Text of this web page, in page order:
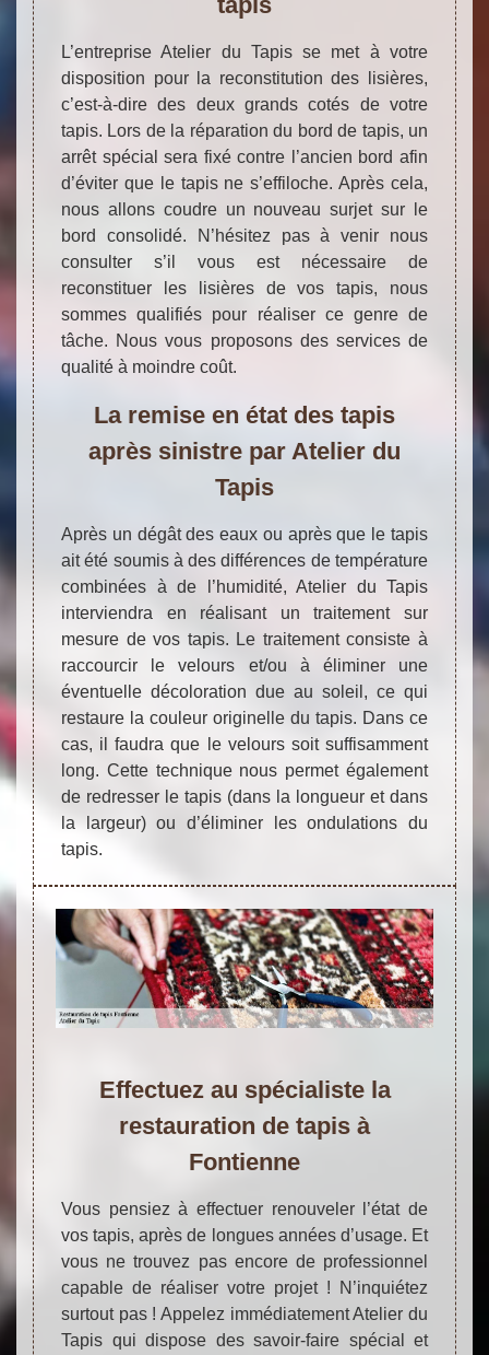
L’entreprise Atelier du Tapis se met à votre
disposition pour la reconstitution des lisières,
c’est-à-dire des deux grands cotés de votre
tapis. Lors de la réparation du bord de tapis, un
arrêt spécial sera fixé contre l’ancien bord afin
d’éviter que le tapis ne s’effiloche. Après cela,
nous allons coudre un nouveau surjet sur le
bord consolidé. N’hésitez pas à venir nous
consulter s’il vous est nécessaire de
reconstituer les lisières de vos tapis, nous
sommes qualifiés pour réaliser ce genre de
tâche. Nous vous proposons des services de
qualité à moindre coût.
La remise en état des tapis
après sinistre par Atelier du
Tapis
Après un dégât des eaux ou après que le tapis
ait été soumis à des différences de température
combinées à de l’humidité, Atelier du Tapis
interviendra en réalisant un traitement sur
mesure de vos tapis. Le traitement consiste à
raccourcir le velours et/ou à éliminer une
éventuelle décoloration due au soleil, ce qui
restaure la couleur originelle du tapis. Dans ce
cas, il faudra que le velours soit suffisamment
long. Cette technique nous permet également
de redresser le tapis (dans la longueur et dans
la largeur) ou d’éliminer les ondulations du
tapis.
Effectuez au spécialiste la
restauration de tapis à
Fontienne
Vous pensiez à effectuer renouveler l’état de
vos tapis, après de longues années d’usage. Et
vous ne trouvez pas encore de professionnel
capable de réaliser votre projet ! N’inquiétez
surtout pas ! Appelez immédiatement Atelier du
Tapis qui dispose des savoir-faire spécial et